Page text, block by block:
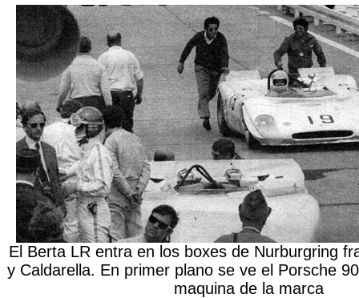
El Berta LR entra en los boxes de Nurburgring
y Caldarella. En primer plano se ve el Porsche
maquina de la marca